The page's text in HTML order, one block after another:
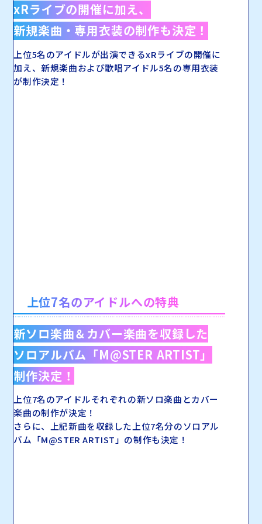
xRライブの開催に加え、
新規楽曲・専用衣装の制作も決定！
上位5名のアイドルが出演できるxRライブの開催に
加え、新規楽曲および歌唱アイドル5名の専用衣装
が制作決定！
上位7名のアイドルへの特典
新ソロ楽曲＆カバー楽曲を収録した
ソロアルバム「M@STER ARTIST」
制作決定！
上位7名のアイドルそれぞれの新ソロ楽曲とカバー
楽曲の制作が決定！
さらに、上記新曲を収録した上位7名分のソロアル
バム「M@STER ARTIST」の制作も決定！